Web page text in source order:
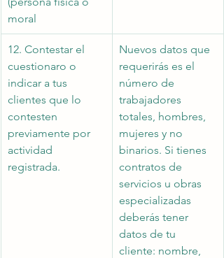
moral
12. Contestar el
cuestionaro o
indicar a tus
clientes que lo
contesten
previamente por
actividad
registrada.
Nuevos datos que
requerirás es el
número de
trabajadores
totales, hombres,
mujeres y no
binarios. Si tienes
contratos de
servicios u obras
especializadas
deberás tener
datos de tu
cliente: nombre,